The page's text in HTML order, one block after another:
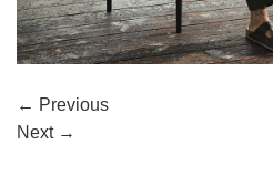
← Previous
Next →